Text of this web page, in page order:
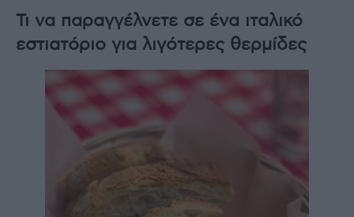
Τι να παραγγέλνετε σε ένα ιταλικό
εστιατόριο για λιγότερες θερμίδες